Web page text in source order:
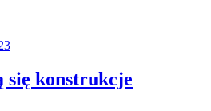
się konstrukcje